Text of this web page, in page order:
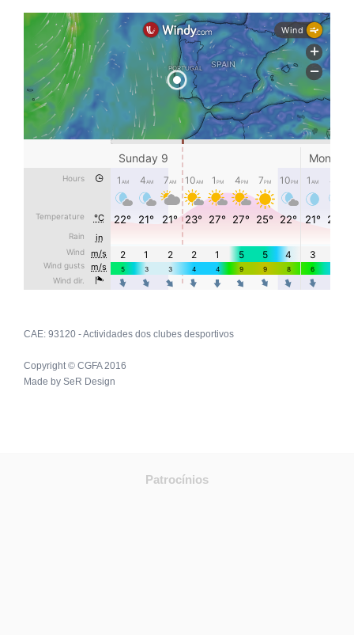
CAE: 93120 - Actividades dos clubes desportivos
Copyright © CGFA 2016
Made by SeR Design
Patrocínios